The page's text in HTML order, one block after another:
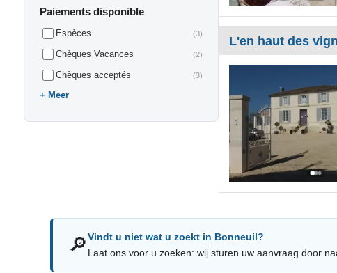
Paiements disponible
Espèces (3)
Chèques Vacances (2)
Chèques acceptés (3)
Meer
L'en haut des
🔎Vindt u niet wat u zoekt in Bonneuil?
Laat ons voor u zoeken: wij sturen uw aanvraag door